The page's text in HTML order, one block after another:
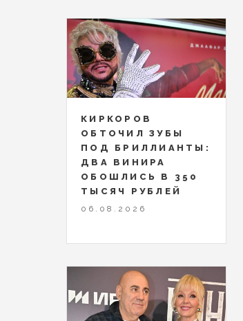
КИРКОРОВ
ОБТОЧИЛ ЗУБЫ
ПОД БРИЛЛИАНТЫ:
ДВА ВИНИРА
ОБОШЛИСЬ В 350
ТЫСЯЧ РУБЛЕЙ
06.08.2026